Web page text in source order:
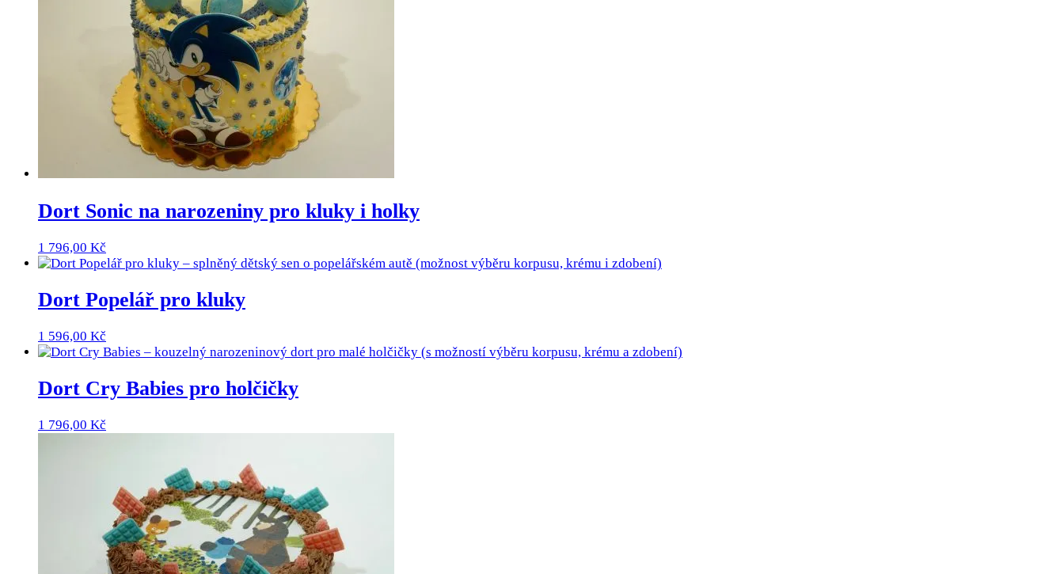
Dort Sonic na narozeniny pro kluky i holky
1 796,00 Kč
Dort Popelář pro kluky
1 596,00 Kč
Dort Cry Babies pro holčičky
1 796,00 Kč